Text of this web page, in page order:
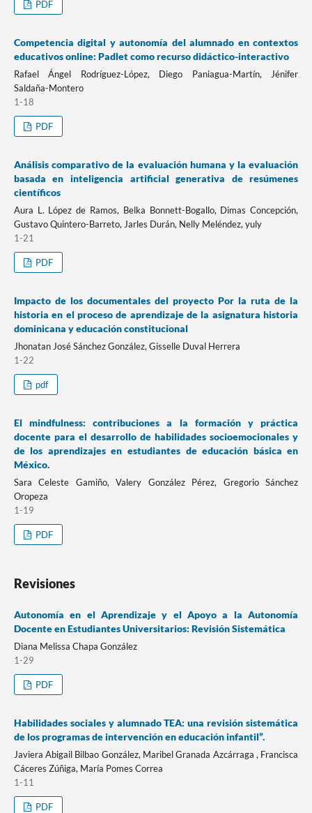
PDF
Competencia digital y autonomía del alumnado en contextos
educativos online: Padlet como recurso didáctico-interactivo
Rafael Ángel Rodríguez-López, Diego Paniagua-Martín, Jénifer
Saldaña-Montero
1-18
PDF
Análisis comparativo de la evaluación humana y la evaluación
basada en inteligencia artificial generativa de resúmenes
científicos
Aura L. López de Ramos, Belka Bonnett-Bogallo, Dimas Concepción,
Gustavo Quintero-Barreto, Jarles Durán, Nelly Meléndez, yuly
1-21
PDF
Impacto de los documentales del proyecto Por la ruta de la
historia en el proceso de aprendizaje de la asignatura historia
dominicana y educación constitucional
Jhonatan José Sánchez González, Gisselle Duval Herrera
1-22
pdf
El mindfulness: contribuciones a la formación y práctica
docente para el desarrollo de habilidades socioemocionales y
de los aprendizajes en estudiantes de educación básica en
México.
Sara Celeste Gamiño, Valery González Pérez, Gregorio Sánchez
Oropeza
1-19
PDF
Revisiones
Autonomía en el Aprendizaje y el Apoyo a la Autonomía
Docente en Estudiantes Universitarios: Revisión Sistemática
Diana Melissa Chapa González
1-29
PDF
Habilidades sociales y alumnado TEA: una revisión sistemática
de los programas de intervención en educación infantil”.
Javiera Abigail Bilbao González, Maribel Granada Azcárraga , Francisca
Cáceres Zúñiga, María Pomes Correa
1-11
PDF